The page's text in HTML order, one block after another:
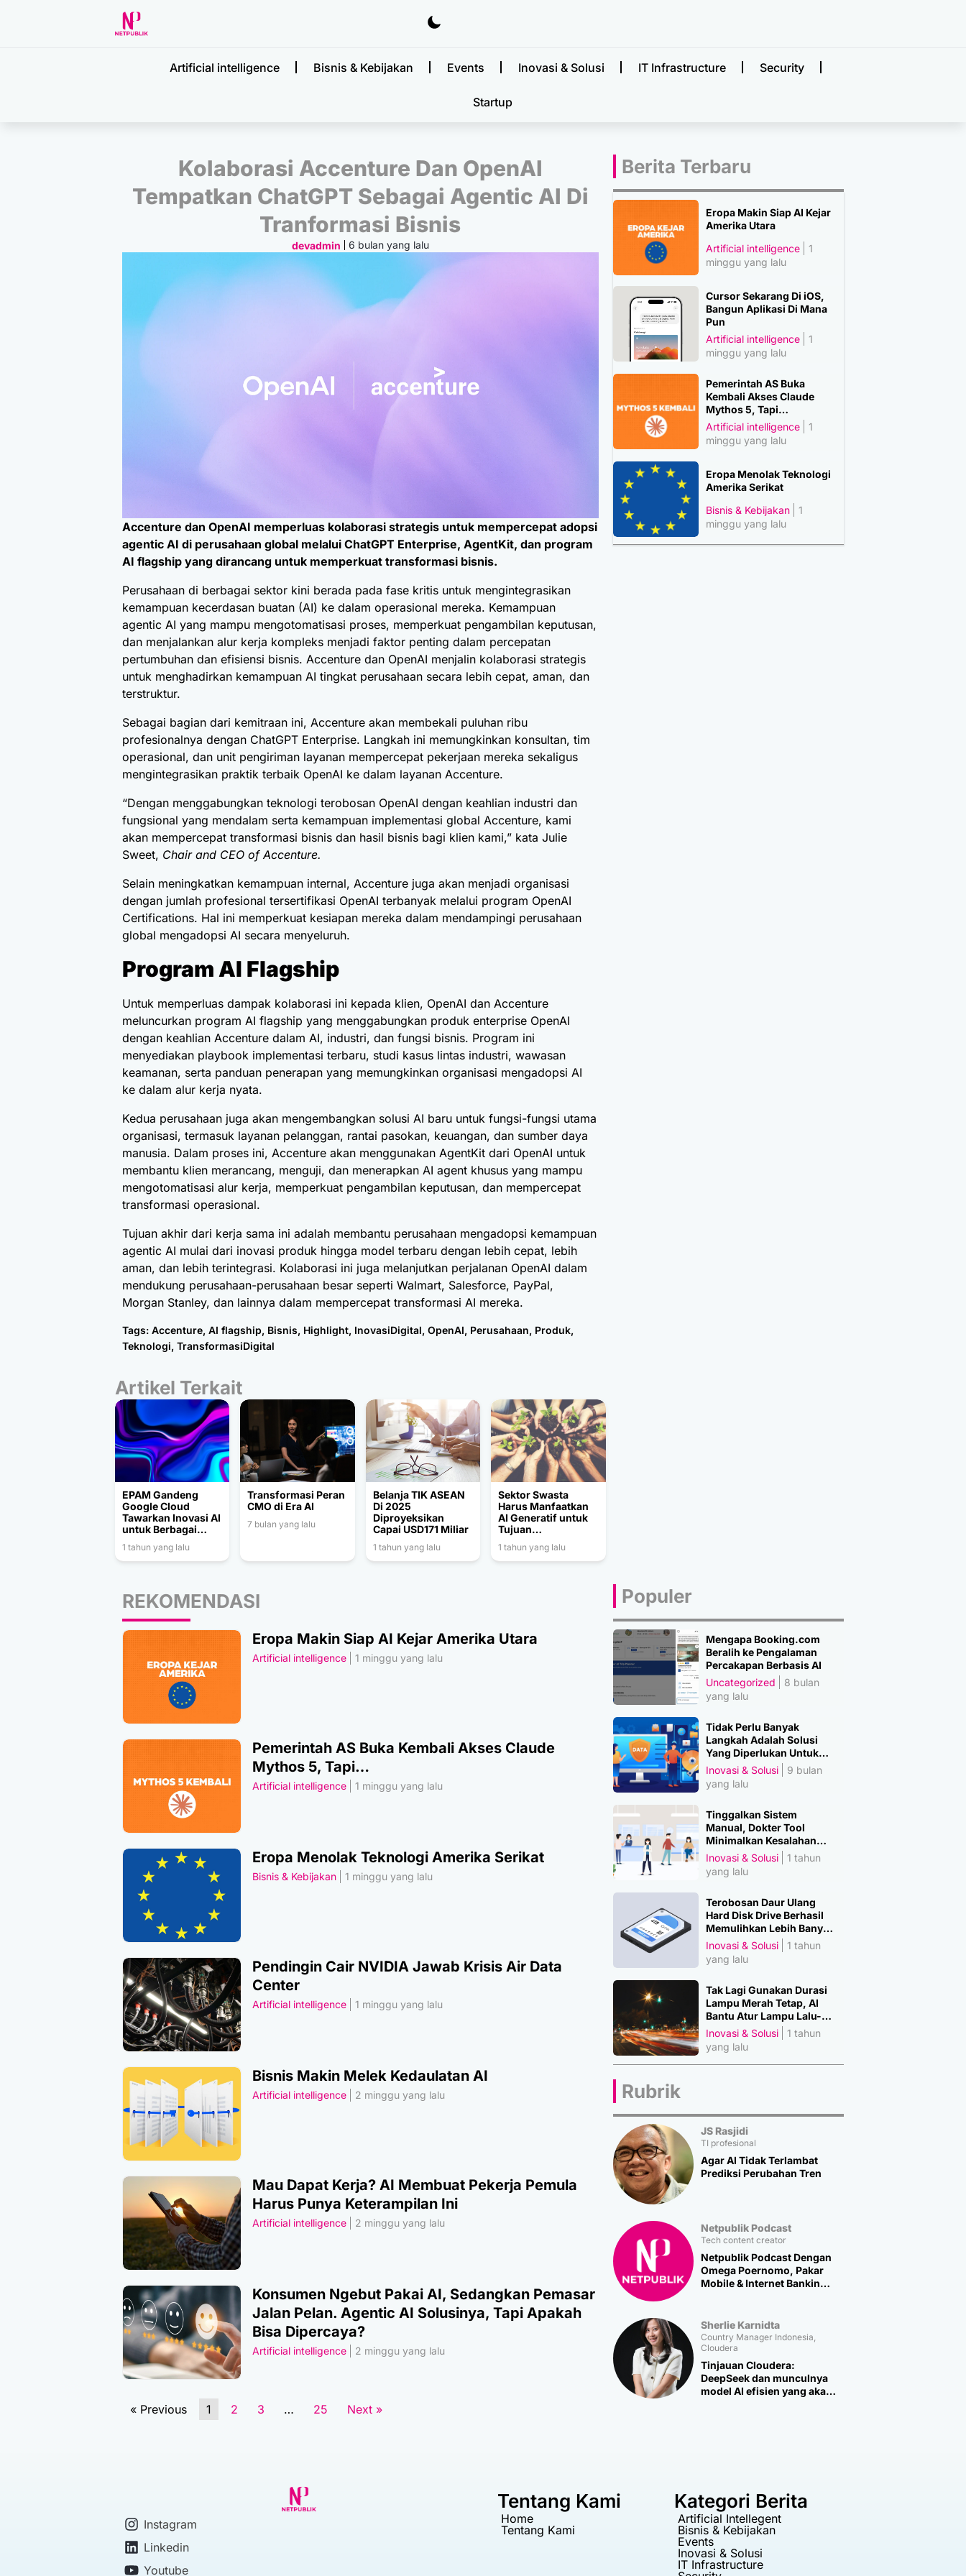
Artificial intelligence Bisnis & Kebijakan Events Inovasi & Solusi IT Infrastructure Security
Startup
Kolaborasi Accenture Dan OpenAI
Tempatkan ChatGPT Sebagai Agentic AI Di
Tranformasi Bisnis
devadmin 6 bulan yang lalu
Accenture dan OpenAI memperluas kolaborasi strategis untuk mempercepat adopsi
agentic AI di perusahaan global melalui ChatGPT Enterprise, AgentKit, dan program
AI flagship yang dirancang untuk memperkuat transformasi bisnis.
Perusahaan di berbagai sektor kini berada pada fase kritis untuk mengintegrasikan
kemampuan kecerdasan buatan (AI) ke dalam operasional mereka. Kemampuan
agentic AI yang mampu mengotomatisasi proses, memperkuat pengambilan keputusan,
dan menjalankan alur kerja kompleks menjadi faktor penting dalam percepatan
pertumbuhan dan efisiensi bisnis. Accenture dan OpenAI menjalin kolaborasi strategis
untuk menghadirkan kemampuan AI tingkat perusahaan secara lebih cepat, aman, dan
terstruktur.
Sebagai bagian dari kemitraan ini, Accenture akan membekali puluhan ribu
profesionalnya dengan ChatGPT Enterprise. Langkah ini memungkinkan konsultan, tim
operasional, dan unit pengiriman layanan mempercepat pekerjaan mereka sekaligus
mengintegrasikan praktik terbaik OpenAI ke dalam layanan Accenture.
“Dengan menggabungkan teknologi terobosan OpenAI dengan keahlian industri dan
fungsional yang mendalam serta kemampuan implementasi global Accenture, kami
akan mempercepat transformasi bisnis dan hasil bisnis bagi klien kami,” kata Julie
Sweet, Chair and CEO of Accenture.
Selain meningkatkan kemampuan internal, Accenture juga akan menjadi organisasi
dengan jumlah profesional tersertifikasi OpenAI terbanyak melalui program OpenAI
Certifications. Hal ini memperkuat kesiapan mereka dalam mendampingi perusahaan
global mengadopsi AI secara menyeluruh.
Program AI Flagship
Untuk memperluas dampak kolaborasi ini kepada klien, OpenAI dan Accenture
meluncurkan program AI flagship yang menggabungkan produk enterprise OpenAI
dengan keahlian Accenture dalam AI, industri, dan fungsi bisnis. Program ini
menyediakan playbook implementasi terbaru, studi kasus lintas industri, wawasan
keamanan, serta panduan penerapan yang memungkinkan organisasi mengadopsi AI
ke dalam alur kerja nyata.
Kedua perusahaan juga akan mengembangkan solusi AI baru untuk fungsi-fungsi utama
organisasi, termasuk layanan pelanggan, rantai pasokan, keuangan, dan sumber daya
manusia. Dalam proses ini, Accenture akan menggunakan AgentKit dari OpenAI untuk
membantu klien merancang, menguji, dan menerapkan AI agent khusus yang mampu
mengotomatisasi alur kerja, memperkuat pengambilan keputusan, dan mempercepat
transformasi operasional.
Tujuan akhir dari kerja sama ini adalah membantu perusahaan mengadopsi kemampuan
agentic AI mulai dari inovasi produk hingga model terbaru dengan lebih cepat, lebih
aman, dan lebih terintegrasi. Kolaborasi ini juga melanjutkan perjalanan OpenAI dalam
mendukung perusahaan-perusahaan besar seperti Walmart, Salesforce, PayPal,
Morgan Stanley, dan lainnya dalam mempercepat transformasi AI mereka.
Tags: Accenture, AI flagship, Bisnis, Highlight, InovasiDigital, OpenAI, Perusahaan, Produk,
Teknologi, TransformasiDigital
Berita Terbaru
Eropa Makin Siap AI Kejar
Amerika Utara
Artificial intelligence
1
minggu yang lalu
Cursor Sekarang Di iOS,
Bangun Aplikasi Di Mana
Pun
Artificial intelligence
1
minggu yang lalu
Pemerintah AS Buka
Kembali Akses Claude
Mythos 5, Tapi…
Artificial intelligence
1
minggu yang lalu
Eropa Menolak Teknologi
Amerika Serikat
Bisnis & Kebijakan
1
minggu yang lalu
Artikel Terkait
EPAM Gandeng
Google Cloud
Tawarkan Inovasi AI
untuk Berbagai
Sektor Strategis
1 tahun yang lalu
Transformasi Peran
CMO di Era AI
7 bulan yang lalu
Belanja TIK ASEAN
Di 2025
Diproyeksikan
Capai USD171 Miliar
1 tahun yang lalu
Sektor Swasta
Harus Manfaatkan
AI Generatif untuk
Tujuan
Pembangunan
Berkelanjutan
1 tahun yang lalu
REKOMENDASI
Eropa Makin Siap AI Kejar Amerika Utara
Artificial intelligence 1 minggu yang lalu
Pemerintah AS Buka Kembali Akses Claude
Mythos 5, Tapi…
Artificial intelligence 1 minggu yang lalu
Eropa Menolak Teknologi Amerika Serikat
Bisnis & Kebijakan 1 minggu yang lalu
Pendingin Cair NVIDIA Jawab Krisis Air Data
Center
Artificial intelligence 1 minggu yang lalu
Bisnis Makin Melek Kedaulatan AI
Artificial intelligence 2 minggu yang lalu
Mau Dapat Kerja? AI Membuat Pekerja Pemula
Harus Punya Keterampilan Ini
Artificial intelligence 2 minggu yang lalu
Konsumen Ngebut Pakai AI, Sedangkan Pemasar
Jalan Pelan. Agentic AI Solusinya, Tapi Apakah
Bisa Dipercaya?
Artificial intelligence 2 minggu yang lalu
« Previous 1 2 3 … 25 Next »
Populer
Mengapa Booking.com
Beralih ke Pengalaman
Percakapan Berbasis AI
Uncategorized
8 bulan
yang lalu
Tidak Perlu Banyak
Langkah Adalah Solusi
Yang Diperlukan Untuk
Amankan Data
Inovasi & Solusi
9 bulan
yang lalu
Tinggalkan Sistem
Manual, Dokter Tool
Minimalkan Kesalahan
Manusia
Inovasi & Solusi
1 tahun
yang lalu
Terobosan Daur Ulang
Hard Disk Drive Berhasil
Memulihkan Lebih Banyak
Material Penting
Inovasi & Solusi
1 tahun
yang lalu
Tak Lagi Gunakan Durasi
Lampu Merah Tetap, AI
Bantu Atur Lampu Lalu-
Lintas
Inovasi & Solusi
1 tahun
yang lalu
Rubrik
JS Rasjidi
TI profesional
Agar AI Tidak Terlambat
Prediksi Perubahan Tren
Netpublik Podcast
Tech content creator
Netpublik Podcast Dengan
Omega Poernomo, Pakar
Mobile & Internet Banking
Sherlie Karnidta
Country Manager Indonesia,
Cloudera
Tinjauan Cloudera:
DeepSeek dan munculnya
model AI efisien yang akan
Instagram
Linkedin
Youtube
Tentang Kami
Home
Tentang Kami
Kategori Berita
Artificial Intellegent
Bisnis & Kebijakan
Events
Inovasi & Solusi
IT Infrastructure